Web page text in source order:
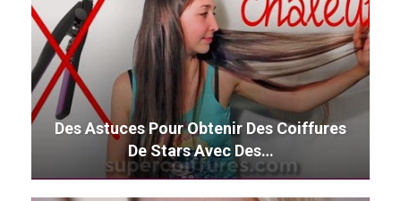
Des Astuces Pour Obtenir Des Coiffures
De Stars Avec Des…